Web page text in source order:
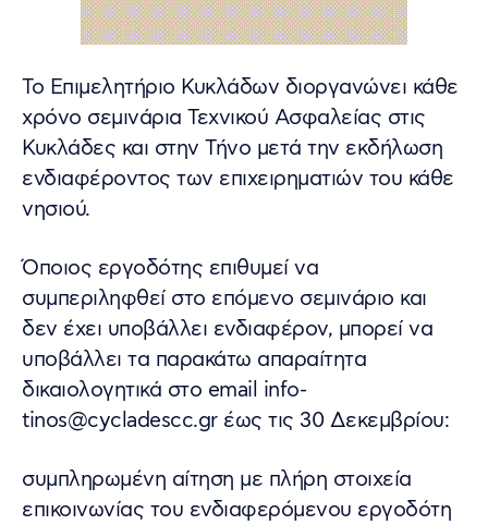
Το Επιμελητήριο Κυκλάδων διοργανώνει κάθε
χρόνο σεμινάρια Τεχνικού Ασφαλείας στις
Κυκλάδες και στην Τήνο μετά την εκδήλωση
ενδιαφέροντος των επιχειρηματιών του κάθε
νησιού.
Όποιος εργοδότης επιθυμεί να
συμπεριληφθεί στο επόμενο σεμινάριο και
δεν έχει υποβάλλει ενδιαφέρον, μπορεί να
υποβάλλει τα παρακάτω απαραίτητα
δικαιολογητικά στο email info-
tinos@cycladescc.gr έως τις 30 Δεκεμβρίου:
συμπληρωμένη αίτηση με πλήρη στοιχεία
επικοινωνίας του ενδιαφερόμενου εργοδότη